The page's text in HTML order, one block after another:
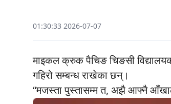
01:30:33 2026-07-07
माइकल क्रुक पैचिङ चिङसी
गहिरो सम्बन्ध राखेका छन्।
“मजस्ता पुस्तासम्म त, अझै आफ्नै